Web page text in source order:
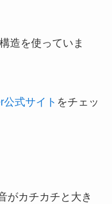
造を使っていま
公式サイト をチェッ
がカチカチと大き